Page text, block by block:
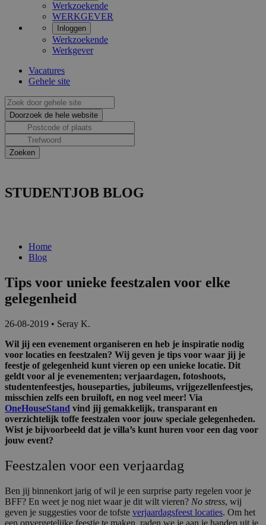
Werkzoekende
WERKGEVER
Inloggen
Werkzoekende
Werkgever
Vacatures
Gehele site
STUDENTJOB BLOG
Home
Blog
Tips voor unieke feestzalen voor elke
gelegenheid
26-08-2019 • Seray K.
Wil jij een evenement organiseren en heb je inspiratie nodig
voor locaties en feestzalen? Wij geven je tips voor waar jij je
feestje of gelegenheid kunt vieren op een unieke locatie. Dit
geldt voor al je evenementen; verjaardagen, fotoshoots,
studentenfeestjes, houseparties, jubileums, vrijgezellenfeestjes,
misschien zelfs een bruiloft, en nog veel meer! Via
OneHouseStand vind jij gemakkelijk, transparant en
overzichtelijk toffe feestzalen voor jouw speciale gelegenheden.
Wist je bijvoorbeeld dat je villa’s kunt huren voor een dag voor
jouw event?
Feestzalen voor een verjaardag
Ben jij binnenkort jarig of wil je een surprise party regelen voor je
BFF? En weet je nog niet waar je dit wilt vieren? No stress, wij
geven je suggesties voor de tofste verjaardagsfeest locaties. Om het
een onvergetelijke feestje te maken, raden we je aan je handen uit je